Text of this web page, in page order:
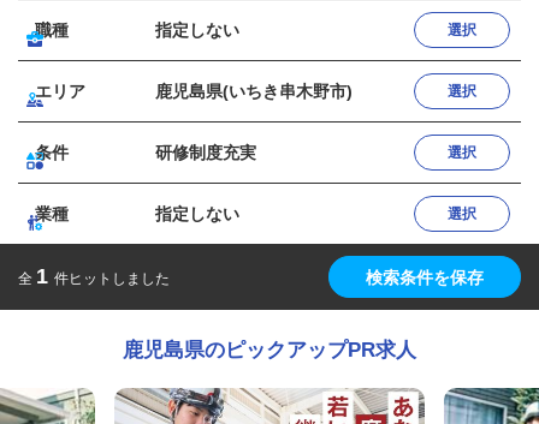
職種 指定しない 選択
エリア 鹿児島県(いちき串木野市) 選択
条件 研修制度充実 選択
業種 指定しない 選択
全 1 件ヒットしました 検索条件を保存
鹿児島県のピックアップPR求人